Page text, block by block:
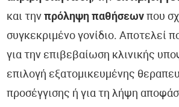
και τηνπρόληψη παθήσεων που
συγκεκριμένο γονίδιο. Αποτελεί
για την επιβεβαίωση κλινικής
επιλογή εξατομικευμένης
προσέγγισης ή για τη λήψη